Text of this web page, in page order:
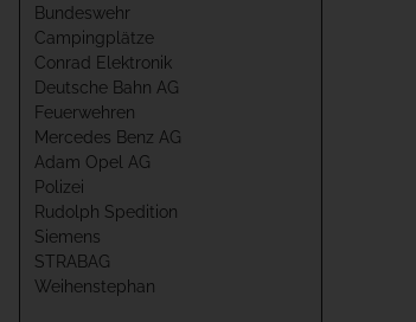
Bundeswehr
Campingplätze
Conrad Elektronik
Deutsche Bahn AG
Feuerwehren
Mercedes Benz AG
Adam Opel AG
Polizei
Rudolph Spedition
Siemens
STRABAG
Weihenstephan